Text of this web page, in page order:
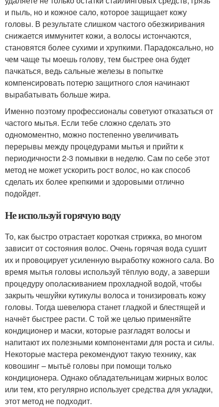
и пыль, но и кожное сало, которое защищает кожу
головы. В результате слишком частого обезжиривания
снижается иммунитет кожи, а волосы истончаются,
становятся более сухими и хрупкими. Парадоксально, но
чем чаще ты моешь голову, тем быстрее она будет
пачкаться, ведь сальные железы в попытке
компенсировать потерю защитного слоя начинают
вырабатывать больше жира.
Именно поэтому профессионалы советуют отказаться от
частого мытья. Если тебе сложно сделать это
одномоментно, можно постепенно увеличивать
перерывы между процедурами мытья и прийти к
периодичности 2-3 помывки в неделю. Сам по себе этот
метод не может ускорить рост волос, но как способ
сделать их более крепкими и здоровыми отлично
подойдет.
Не используй горячую воду
То, как быстро отрастает короткая стрижка, во многом
зависит от состояния волос. Очень горячая вода сушит
их и провоцирует усиленную выработку кожного сала. Во
время мытья головы используй тёплую воду, а заверши
процедуру ополаскиванием прохладной водой, чтобы
закрыть чешуйки кутикулы волоса и тонизировать кожу
головы. Тогда шевелюра станет гладкой и блестящей и
начнёт быстрее расти. С той же целью применяйте
кондиционер и маски, которые разгладят волосы и
напитают их полезными компонентами для роста и силы.
Некоторые мастера рекомендуют такую технику, как
ковошинг – мытьё головы при помощи только
кондиционера. Однако обладательницам жирных волос
или тем, кто регулярно использует средства для укладки,
этот метод не подходит.